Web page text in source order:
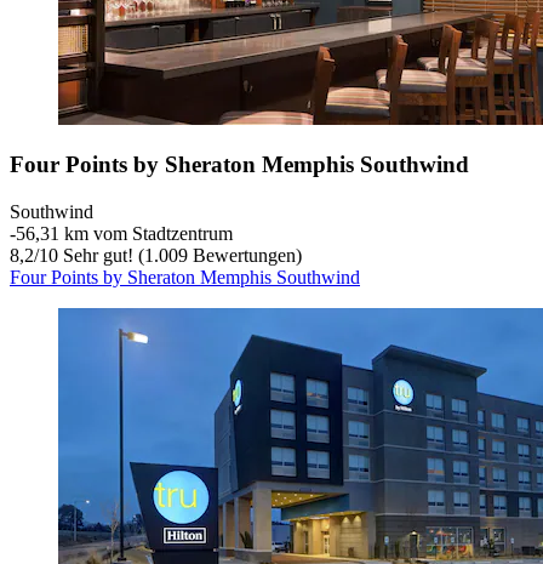
Four Points by Sheraton Memphis Southwind
Southwind
‐56,31 km vom Stadtzentrum
8,2/10 Sehr gut! (1.009 Bewertungen)
Four Points by Sheraton Memphis Southwind